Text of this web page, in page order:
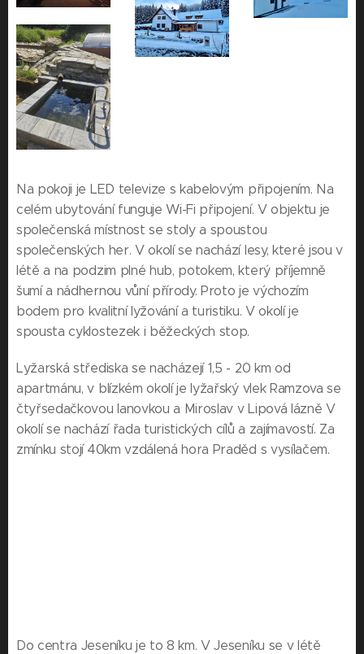
Na pokoji je LED televize s kabelovým připojením. Na
celém ubytování funguje Wi-Fi připojení. V objektu je
společenská místnost se stoly a spoustou
společenských her. V okolí se nachází lesy, které jsou v
létě a na podzim plné hub, potokem, který příjemně
šumí a nádhernou vůní přírody. Proto je výchozím
bodem pro kvalitní lyžování a turistiku. V okolí je
spousta cyklostezek i běžeckých stop.
Lyžarská střediska se nacházejí 1,5 - 20 km od
apartmánu, v blízkém okolí je lyžařský vlek Ramzova se
čtyřsedačkovou lanovkou a Miroslav v Lipová lázně V
okolí se nachází řada turistických cílů a zajímavostí. Za
zmínku stojí 40km vzdálená hora Praděd s vysílačem.
Do centra Jeseníku je to 8 km. V Jeseníku se v létě